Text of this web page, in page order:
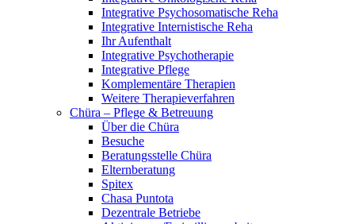
Integrative Psychosomatische Reha
Integrative Internistische Reha
Ihr Aufenthalt
Integrative Psychotherapie
Integrative Pflege
Komplementäre Therapien
Weitere Therapieverfahren
Chüra – Pflege & Betreuung
Über die Chüra
Besuche
Beratungsstelle Chüra
Elternberatung
Spitex
Chasa Puntota
Dezentrale Betriebe